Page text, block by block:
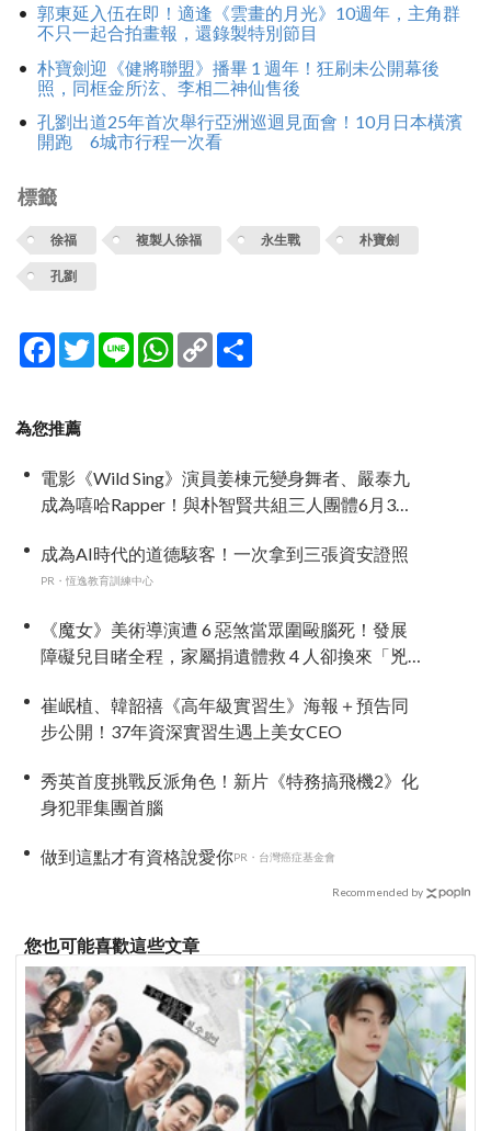
郭東延入伍在即！適逢《雲畫的月光》10週年，主角群
不只一起合拍畫報，還錄製特別節目
朴寶劍迎《健將聯盟》播畢 1 週年！狂刷未公開幕後
照，同框金所泫、李相二神仙售後
孔劉出道25年首次舉行亞洲巡迴見面會！10月日本橫濱
開跑 6城市行程一次看
標籤
徐福 複製人徐福 永生戰 朴寶劍
孔劉
Facebook
TwitterLine WhatsApp
Copy
Link
為您推薦
電影《Wild Sing》演員姜棟元變身舞者、嚴泰九
成為嘻哈Rapper！與朴智賢共組三人團體6月3日
成為AI時代的道德駭客！一次拿到三張資安證照
PR・恆逸教育訓練中心
《魔女》美術導演遭 6 惡煞當眾圍毆腦死！發展
障礙兒目睹全程，家屬捐遺體救 4 人卻換來「兇
崔岷植、韓韶禧《高年級實習生》海報＋預告同
步公開！37年資深實習生遇上美女CEO
秀英首度挑戰反派角色！新片《特務搞飛機2》化
身犯罪集團首腦
做到這點才有資格說愛你PR・台灣癌症基金會
Recommended by
您也可能喜歡這些文章